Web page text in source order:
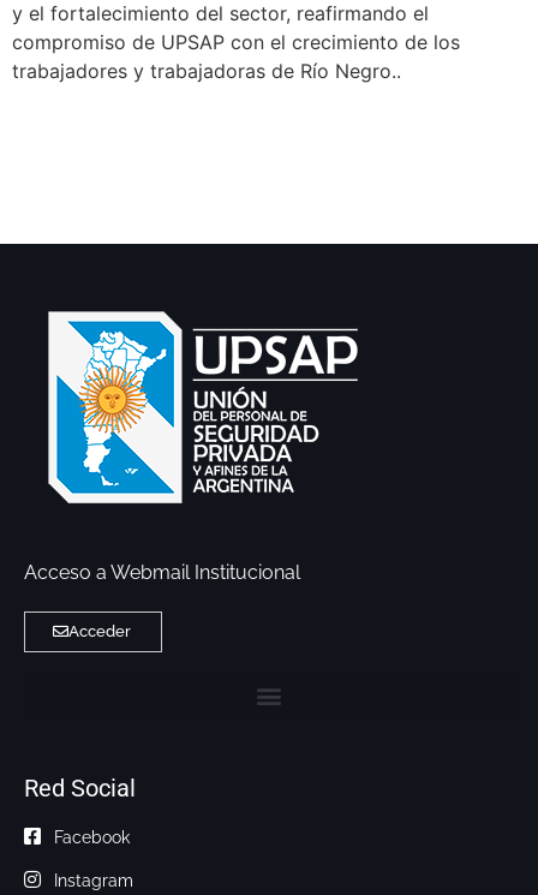
y el fortalecimiento del sector, reafirmando el
compromiso de UPSAP con el crecimiento de los
trabajadores y trabajadoras de Río Negro..
Acceso a Webmail Institucional
Acceder
Red Social
Facebook
Instagram